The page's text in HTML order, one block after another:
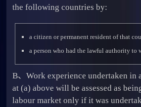
the following countries by:
a citizen or permanent resident of that
a person who had the lawful authority to
B、Work experience undertaken in
at (a) above will be assessed as
labour market only if it was